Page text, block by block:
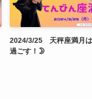
2024/3/25 天秤座満月
過ごす！🌛